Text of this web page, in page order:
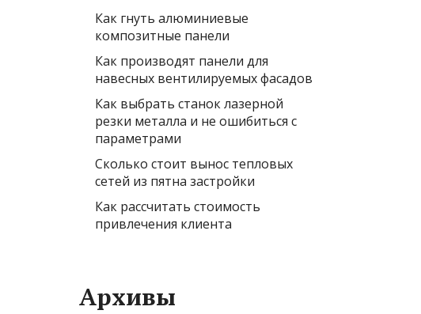
Как гнуть алюминиевые
композитные панели
Как производят панели для
навесных вентилируемых фасадов
Как выбрать станок лазерной
резки металла и не ошибиться с
параметрами
Сколько стоит вынос тепловых
сетей из пятна застройки
Как рассчитать стоимость
привлечения клиента
Архивы